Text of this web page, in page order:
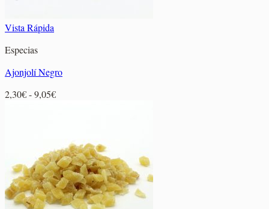
Vista Rápida
Especias
Ajonjolí Negro
2,30€-9,05€Rango
2,30€
hasta
9,05€